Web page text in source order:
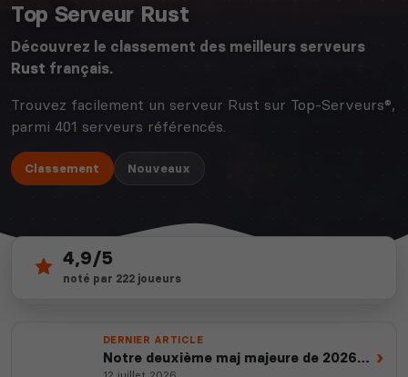
Top Serveur Rust
Découvrez le classement des meilleurs serveurs
Rust français.
Trouvez facilement un serveur Rust sur Top-Serveurs®,
parmi 401 serveurs référencés.
Classement Nouveaux
401
serveurs actifs
depuis 2012
4,9/5
noté par 222 joueurs
DERNIER ARTICLE
Notre deuxième maj majeure de 2026
est en ligne
›